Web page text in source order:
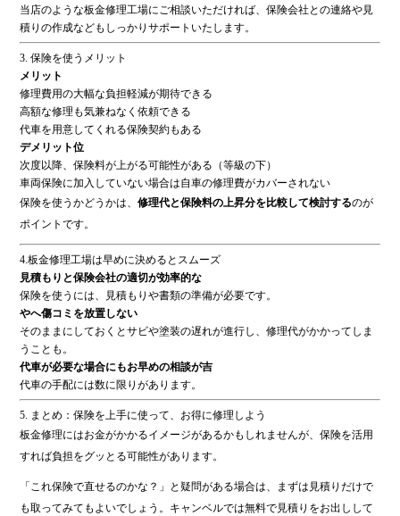
当店のような板金修理工場にご相談いただければ、保険会社との連絡や見
積りの作成などもしっかりサポートいたします。
3. 保険を使うメリット
メリット
修理費用の大幅な負担軽減が期待できる
高額な修理も気兼ねなく依頼できる
代車を用意してくれる保険契約もある
デメリット位
次度以降、保険料が上がる可能性がある（等級の下）
車両保険に加入していない場合は自車の修理費がカバーされない
保険を使うかどうかは、修理代と保険料の上昇分を比較して検討するのが
ポイントです。
4.板金修理工場は早めに決めるとスムーズ
見積もりと保険会社の適切が効率的な
保険を使うには、見積もりや書類の準備が必要です。
やへ傷コミを放置しない
そのままにしておくとサビや塗装の遅れが進行し、修理代がかかってしま
うことも。
代車が必要な場合にもお早めの相談が吉
代車の手配には数に限りがあります。
5. まとめ：保険を上手に使って、お得に修理しよう
板金修理にはお金がかかるイメージがあるかもしれませんが、保険を活用
すれば負担をグッとる可能性があります。
「これ保険で直せるのかな？」と疑問がある場合は、まずは見積りだけで
も取ってみてもよいでしょう。キャンベルでは無料で見積りをお出しして